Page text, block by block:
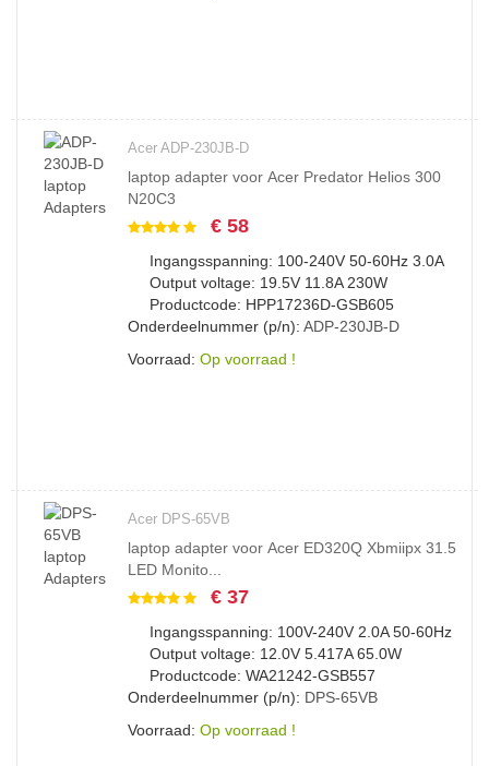
Acer ADP-230JB-D
laptop adapter voor Acer Predator Helios 300
N20C3
€ 58
Ingangsspanning: 100-240V 50-60Hz 3.0A
Output voltage: 19.5V 11.8A 230W
Productcode: HPP17236D-GSB605
Onderdeelnummer (p/n): ADP-230JB-D
Voorraad: Op voorraad !
Acer DPS-65VB
laptop adapter voor Acer ED320Q Xbmiipx 31.5
LED Monito...
€ 37
Ingangsspanning: 100V-240V 2.0A 50-60Hz
Output voltage: 12.0V 5.417A 65.0W
Productcode: WA21242-GSB557
Onderdeelnummer (p/n): DPS-65VB
Voorraad: Op voorraad !